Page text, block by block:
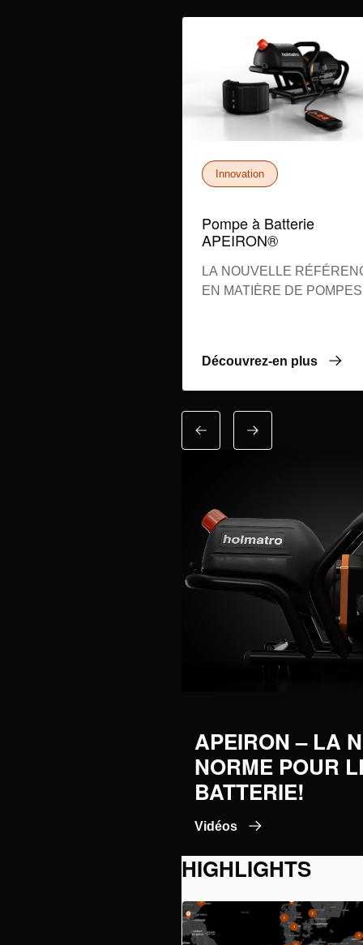
Innovation
Pompe à Batterie
APEIRON®
LA NOUVELLE
EN MATIÈRE DE
Découvrez-en plus
APEIRON – LA
NORME POUR
BATTERIE!
Vidéos
HIGHLIGHTS